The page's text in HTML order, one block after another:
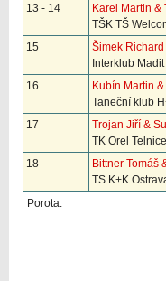
13 - 14
Karel Martin &
TŠK TŠ
15
Šimek
Interklub
16
Kubín Martin
Taneční klub
17
Trojan Jiří &
TK Orel
18
Bittner Tomáš
TS K+K
Porota: